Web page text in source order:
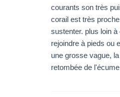
courants son très
corail est très
sustenter. plus loin
rejoindre à pieds ou
une grosse vague,
retombée de